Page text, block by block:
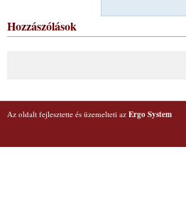
Hozzászólások
Az oldalt fejlesztette és üzemelteti az Ergo System